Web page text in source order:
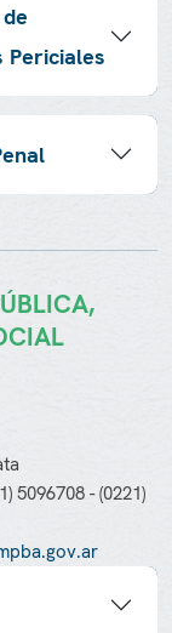
Periciales
5096708 - (0221)